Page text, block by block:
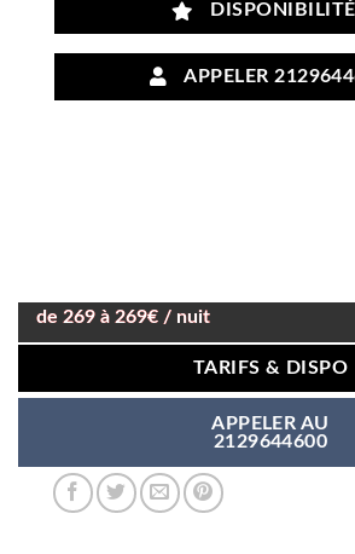
APPELER
de 269 à 269€ / nuit
TARIFS & DISPO
APPELER AU
2129644600